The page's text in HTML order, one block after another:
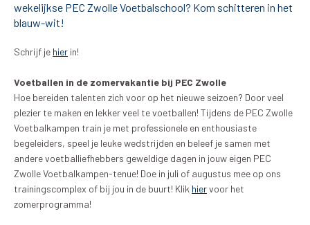
Supporters
MVO & Regio
Fanshop
wekelijkse PEC Zwolle Voetbalschool? Kom schitteren in het
blauw-wit!
Schrijf je hier in!
Voetballen in de zomervakantie bij PEC Zwolle
Hoe bereiden talenten zich voor op het nieuwe seizoen? Door veel
plezier te maken en lekker veel te voetballen! Tijdens de PEC Zwolle
Voetbalkampen train je met professionele en enthousiaste
begeleiders, speel je leuke wedstrijden en beleef je samen met
andere voetballiefhebbers geweldige dagen in jouw eigen PEC
Zwolle Voetbalkampen-tenue! Doe in juli of augustus mee op ons
trainingscomplex of bij jou in de buurt! Klik hiervoor het
zomerprogramma!